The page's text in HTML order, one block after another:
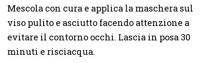
Mescola con cura e applica la maschera sul
viso pulito e asciutto facendo attenzione a
evitare il contorno occhi. Lascia in posa 30
minuti e risciacqua.